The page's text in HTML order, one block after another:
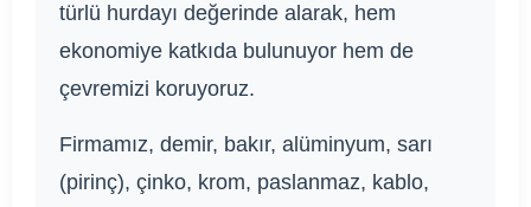
türlü hurdayı değerinde alarak, hem
ekonomiye katkıda bulunuyor hem de
çevremizi koruyoruz.
Firmamız, demir, bakır, alüminyum, sarı
(pirinç), çinko, krom, paslanmaz, kablo,